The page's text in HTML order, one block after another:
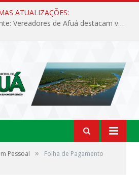
ATUALIZAÇÕES:
Poder legislativo presente: Vereadores de Afuá destacam valorização cultural e desenvolvimento no 42º Festival do Camarão
Pessoal »
Folha de Pagamento